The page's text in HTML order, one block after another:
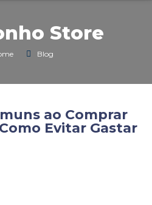
Store
Blog
ao Comprar
Evitar Gastar